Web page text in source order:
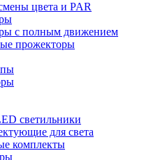
цвета и PAR
с полным движением
прожекторы
светильники
для света
комплекты